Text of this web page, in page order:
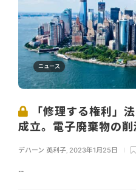
ニュース
「修理する権利」
成立。電子廃棄物の削
デハーン 英利子 2023年1月25日
...